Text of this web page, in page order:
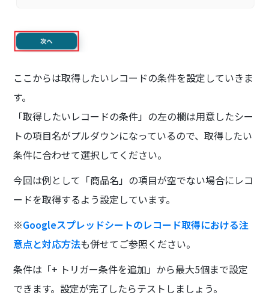
ここからは取得したいレコードの条件を設定していきま
す。
「取得したいレコードの条件」の左の欄は用意したシー
トの項目名がプルダウンになっているので、取得したい
条件に合わせて選択してください。
今回は例として「商品名」の項目が空でない場合にレコ
ードを取得するよう設定しています。
※Googleスプレッドシートのレコード取得における注
意点と対応方法も併せてご参照ください。
条件は「+ トリガー条件を追加」から最大5個まで設定
できます。設定が完了したらテストしましょう。